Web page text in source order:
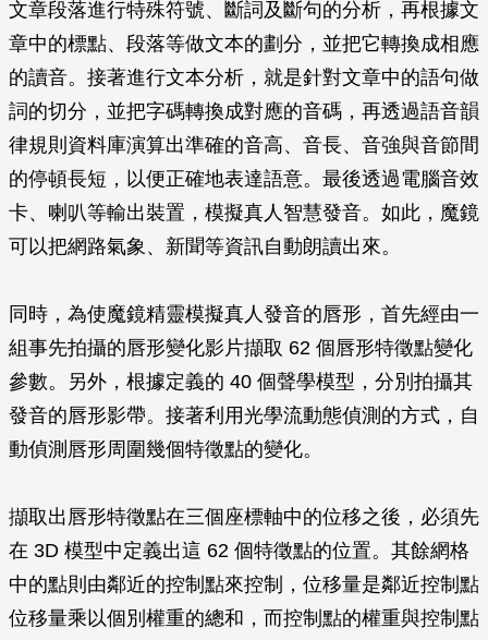
文章段落進行特殊符號、斷詞及斷句的分析，再根據文
章中的標點、段落等做文本的劃分，並把它轉換成相應
的讀音。接著進行文本分析，就是針對文章中的語句做
詞的切分，並把字碼轉換成對應的音碼，再透過語音韻
律規則資料庫演算出準確的音高、音長、音強與音節間
的停頓長短，以便正確地表達語意。最後透過電腦音效
卡、喇叭等輸出裝置，模擬真人智慧發音。如此，魔鏡
可以把網路氣象、新聞等資訊自動朗讀出來。
同時，為使魔鏡精靈模擬真人發音的唇形，首先經由一
組事先拍攝的唇形變化影片擷取 62 個唇形特徵點變化
參數。另外，根據定義的 40 個聲學模型，分別拍攝其
發音的唇形影帶。接著利用光學流動態偵測的方式，自
動偵測唇形周圍幾個特徵點的變化。
擷取出唇形特徵點在三個座標軸中的位移之後，必須先
在 3D 模型中定義出這 62 個特徵點的位置。其餘網格
中的點則由鄰近的控制點來控制，位移量是鄰近控制點
位移量乘以個別權重的總和，而控制點的權重與控制點